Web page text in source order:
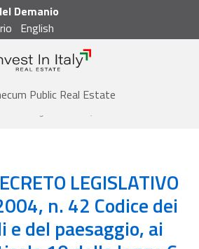
Demanio
English
Public Real Estate
LEGISLATIVO
n. 42 Codice dei
del paesaggio, ai